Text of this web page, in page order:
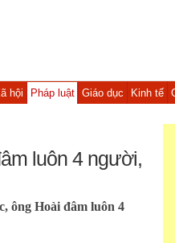
hội Pháp luật Giáo dục Kinh tế
luôn 4 người,
ông Hoài đâm luôn 4